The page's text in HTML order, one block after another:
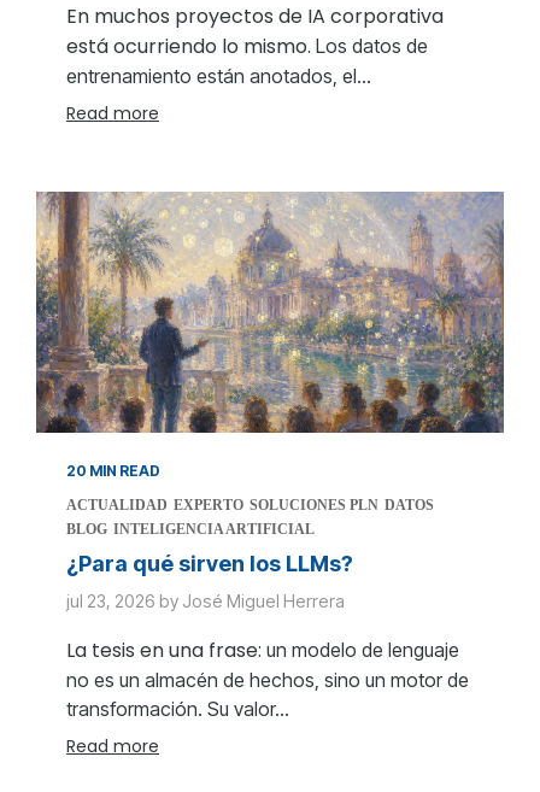
En muchos proyectos de IA corporativa
está ocurriendo lo mismo. Los datos de
entrenamiento están anotados, el...
Read more
20 MIN READ
ACTUALIDAD EXPERTO SOLUCIONES PLN DATOS
BLOG INTELIGENCIA ARTIFICIAL
¿Para qué sirven los LLMs?
jul 23, 2026 by José Miguel Herrera
La tesis en una frase: un modelo de lenguaje
no es un almacén de hechos, sino un motor de
transformación. Su valor...
Read more